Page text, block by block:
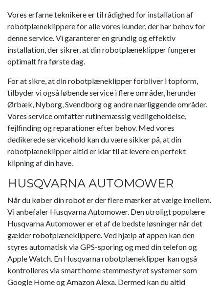
Vores erfarne teknikere er til rådighed for installation af
robotplæneklippere for alle vores kunder, der har behov for
denne service. Vi garanterer en grundig og effektiv
installation, der sikrer, at din robotplæneklipper fungerer
optimalt fra første dag.
For at sikre, at din robotplæneklipper forbliver i topform,
tilbyder vi også løbende service i flere områder, herunder
Ørbæk, Nyborg, Svendborg og andre nærliggende områder.
Vores service omfatter rutinemæssig vedligeholdelse,
fejlfinding og reparationer efter behov. Med vores
dedikerede servicehold kan du være sikker på, at din
robotplæneklipper altid er klar til at levere en perfekt
klipning af din have.
​​HUSQVARNA AUTOMOWER
Når du køber din robot er der flere mærker at vælge imellem.
Vi anbefaler Husqvarna Automower. Den utroligt populære
Husqvarna Automower er et af de bedste løsninger når det
gælder robotplæneklippere. Ved hjælp af appen kan den
styres automatisk via GPS-sporing og med din telefon og
Apple Watch. En Husqvarna robotplæneklipper kan også
kontrolleres via smart home stemmestyret systemer som
Google Home og Amazon Alexa. Dermed kan du altid